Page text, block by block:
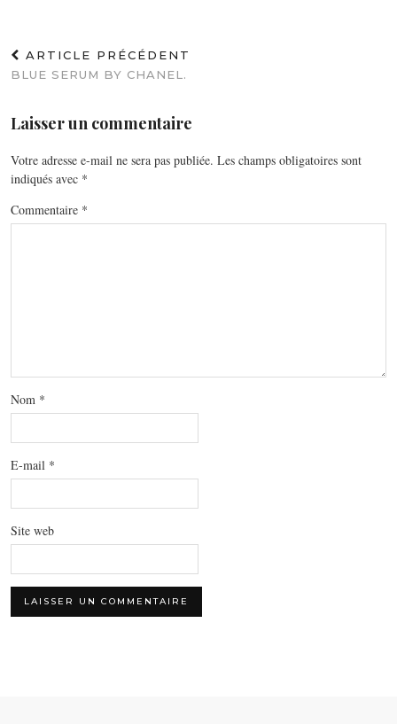
ARTICLE PRÉCÉDENT
BLUE SERUM BY CHANEL.
Laisser un commentaire
Votre adresse e-mail ne sera pas publiée. Les champs obligatoires sont
indiqués avec *
Commentaire *
Nom *
E-mail *
Site web